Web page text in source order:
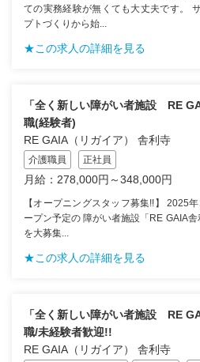
ての実務経験が無くても大丈夫です。
プトづくりから始...
★この求人の詳細を見る
「全く新しい障がい者施設 RE
職(経験者)
RE GAIA（リガイア） 舎利寺
介護職員 正社員
月給：278,000円～348,000円
【オープニングスタッフ募集!!】 2025
ープン予定の 障がい者施設「RE GAIA
を大募集...
★この求人の詳細を見る
「全く新しい障がい者施設 RE
職/未経験者歓迎!!
RE GAIA（リガイア） 舎利寺